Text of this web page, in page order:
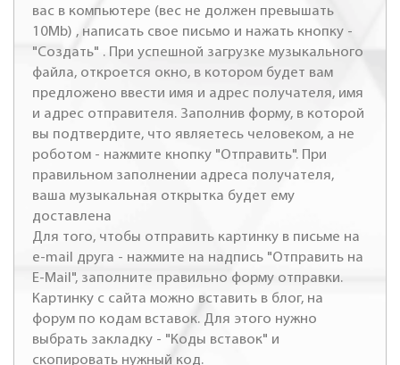
вас в компьютере (вес не должен превышать
10Mb) , написать свое письмо и нажать кнопку -
"Создать" . При успешной загрузке музыкального
файла, откроется окно, в котором будет вам
предложено ввести имя и адрес получателя, имя
и адрес отправителя. Заполнив форму, в которой
вы подтвердите, что являетесь человеком, а не
роботом - нажмите кнопку "Отправить". При
правильном заполнении адреса получателя,
ваша музыкальная открытка будет ему
доставлена
Для того, чтобы отправить картинку в письме на
e-mail друга - нажмите на надпись "Отправить на
E-Mail", заполните правильно форму отправки.
Картинку с сайта можно вставить в блог, на
форум по кодам вставок. Для этого нужно
выбрать закладку - "Коды вставок" и
скопировать нужный код.